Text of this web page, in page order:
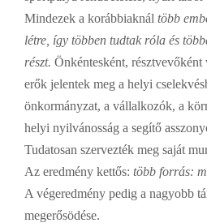
Mindezek a korábbiaknál több
létre, így többen tudtak róla és
részt. Önkéntesként,
erők jelentek meg a helyi
önkormányzat, a vállalkozók, a
helyi nyilvánosság a segítő
Tudatosan szervezték meg saját
Az eredmény kettős: több forrás:
A végeredmény pedig a nagyobb
megerősödése.